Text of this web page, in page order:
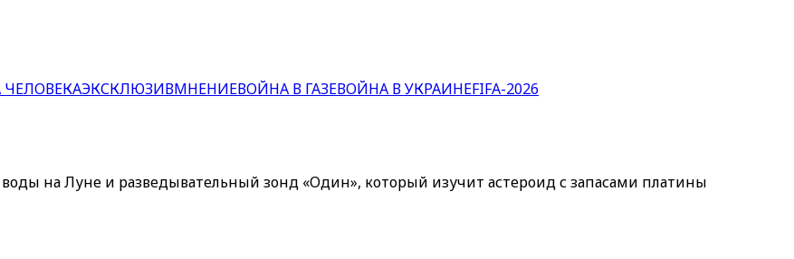
ЧЕЛОВЕКАЭКСКЛЮЗИВМНЕНИЕВОЙНА В ГАЗЕВОЙНА В УКРАИНЕFIFA-2026
воды на Луне и разведывательный зонд «Один», который изучит астероид с запасами платины